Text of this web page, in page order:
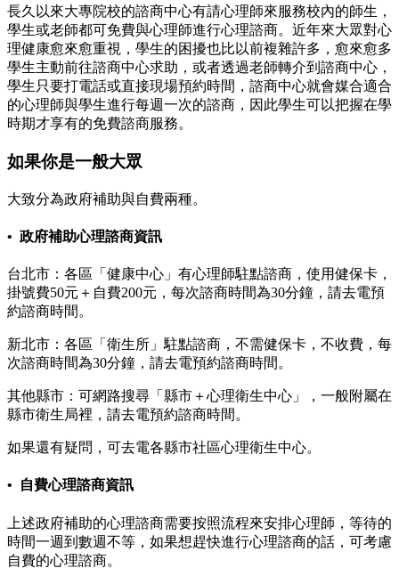
長久以來大專院校的諮商中心有請心理師來服務校內的師生，
學生或老師都可免費與心理師進行心理諮商。近年來大眾對心
理健康愈來愈重視，學生的困擾也比以前複雜許多，愈來愈多
學生主動前往諮商中心求助，或者透過老師轉介到諮商中心，
學生只要打電話或直接現場預約時間，諮商中心就會媒合適合
的心理師與學生進行每週一次的諮商，因此學生可以把握在學
時期才享有的免費諮商服務。
如果你是一般大眾
大致分為政府補助與自費兩種。
• 政府補助心理諮商資訊
台北市：各區「健康中心」有心理師駐點諮商，使用健保卡，
掛號費50元＋自費200元，每次諮商時間為30分鐘，請去電預
約諮商時間。
新北市：各區「衛生所」駐點諮商，不需健保卡，不收費，每
次諮商時間為30分鐘，請去電預約諮商時間。
其他縣市：可網路搜尋「縣市＋心理衛生中心」，一般附屬在
縣市衛生局裡，請去電預約諮商時間。
如果還有疑問，可去電各縣市社區心理衛生中心。
• 自費心理諮商資訊
上述政府補助的心理諮商需要按照流程來安排心理師，等待的
時間一週到數週不等，如果想趕快進行心理諮商的話，可考慮
自費的心理諮商。